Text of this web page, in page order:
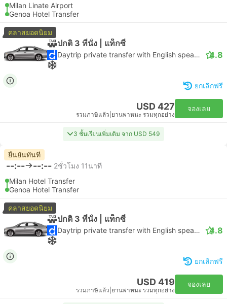
Milan Linate Airport
Genoa Hotel Transfer
คลาสยอดนิยม
ปกติ 3 ที่นั่ง | แท็กซี่
Daytrip private transfer with English speaking driver 4.8
ยกเลิกฟรี
USD 427
รวมภาษีแล้ว ยานพาหนะ รวมทุกอย่าง
จองเลย
3 ชั้นเรียนเพิ่มเติม จาก USD 549
ยืนยันทันที
--:-- --:-- 2ชั่วโมง 11นาที
Milan Hotel Transfer
Genoa Hotel Transfer
คลาสยอดนิยม
ปกติ 3 ที่นั่ง | แท็กซี่
Daytrip private transfer with English speaking driver 4.8
ยกเลิกฟรี
USD 419
รวมภาษีแล้ว ยานพาหนะ รวมทุกอย่าง
จองเลย